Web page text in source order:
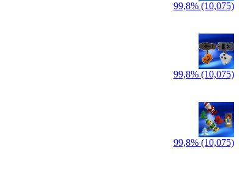
99,8% (10,075)
99,8% (10,075)
99,8% (10,075)